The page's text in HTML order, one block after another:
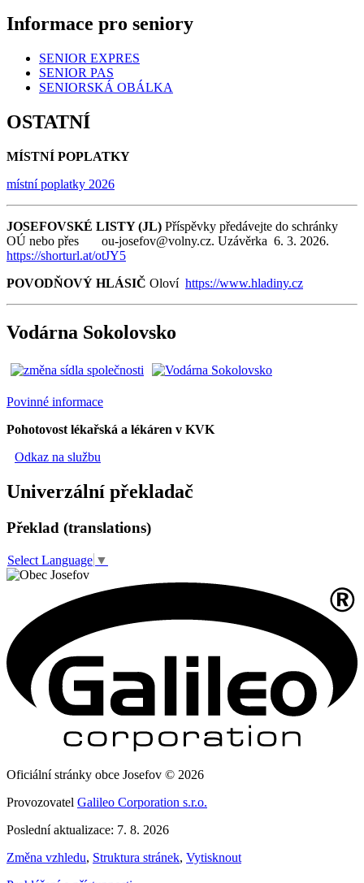
Informace pro seniory
SENIOR EXPRES
SENIOR PAS
SENIORSKÁ OBÁLKA
OSTATNÍ
MÍSTNÍ POPLATKY
místní poplatky 2026
JOSEFOVSKÉ LISTY (JL) Příspěvky předávejte do schránky
OÚ nebo přes ou-josefov@volny.cz. Uzávěrka 6. 3. 2026.
https://shorturl.at/otJY5
POVODŇOVÝ HLÁSIČ Oloví https://www.hladiny.cz
Vodárna Sokolovsko
Povinné informace
Pohotovost lékařská a lékáren v KVK
Odkaz na službu
Univerzální překladač
Překlad (translations)
Select Language ▼
Oficiální stránky obce Josefov © 2026
Provozovatel Galileo Corporation s.r.o.
Poslední aktualizace: 7. 8. 2026
Změna vzhledu, Struktura stránek, Vytisknout